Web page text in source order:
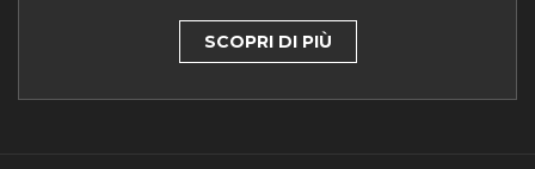
SCOPRI DI PIÙ